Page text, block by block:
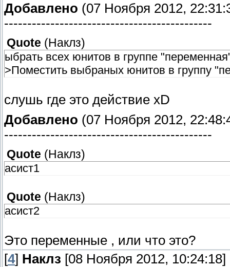
Добавлено (07 Ноября 2012,
---------------------------------------------
Quote (Наклз)
ыбрать всех юнитов в группе
>Поместить выбраных юнитов в группу
слушь где это действие xD
Добавлено (07 Ноября 2012,
---------------------------------------------
Quote (Наклз)
асист1
Quote (Наклз)
асист2
Это переменные , или что это?
[4] Наклз [08 Ноября 2012, 10:24:18]